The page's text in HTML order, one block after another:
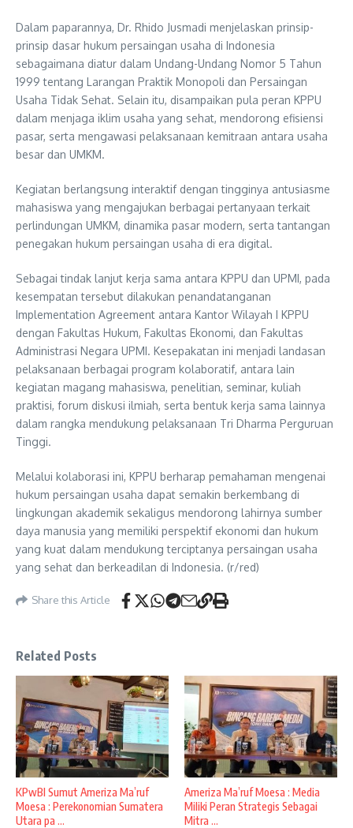
Dalam paparannya, Dr. Rhido Jusmadi menjelaskan prinsip-
prinsip dasar hukum persaingan usaha di Indonesia
sebagaimana diatur dalam Undang-Undang Nomor 5 Tahun
1999 tentang Larangan Praktik Monopoli dan Persaingan
Usaha Tidak Sehat. Selain itu, disampaikan pula peran KPPU
dalam menjaga iklim usaha yang sehat, mendorong efisiensi
pasar, serta mengawasi pelaksanaan kemitraan antara usaha
besar dan UMKM.
Kegiatan berlangsung interaktif dengan tingginya antusiasme
mahasiswa yang mengajukan berbagai pertanyaan terkait
perlindungan UMKM, dinamika pasar modern, serta tantangan
penegakan hukum persaingan usaha di era digital.
Sebagai tindak lanjut kerja sama antara KPPU dan UPMI, pada
kesempatan tersebut dilakukan penandatanganan
Implementation Agreement antara Kantor Wilayah I KPPU
dengan Fakultas Hukum, Fakultas Ekonomi, dan Fakultas
Administrasi Negara UPMI. Kesepakatan ini menjadi landasan
pelaksanaan berbagai program kolaboratif, antara lain
kegiatan magang mahasiswa, penelitian, seminar, kuliah
praktisi, forum diskusi ilmiah, serta bentuk kerja sama lainnya
dalam rangka mendukung pelaksanaan Tri Dharma Perguruan
Tinggi.
Melalui kolaborasi ini, KPPU berharap pemahaman mengenai
hukum persaingan usaha dapat semakin berkembang di
lingkungan akademik sekaligus mendorong lahirnya sumber
daya manusia yang memiliki perspektif ekonomi dan hukum
yang kuat dalam mendukung terciptanya persaingan usaha
yang sehat dan berkeadilan di Indonesia. (r/red)
Share this Article
Related Posts
KPwBI Sumut Ameriza Ma’ruf
Moesa : Perekonomian Sumatera
Utara pa ...
Ameriza Ma’ruf Moesa : Media
Miliki Peran Strategis Sebagai
Mitra ...